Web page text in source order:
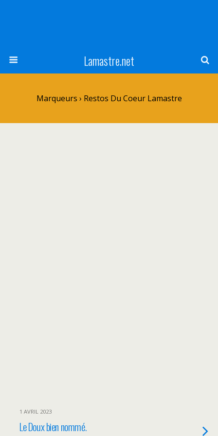
Lamastre.net
Marqueurs › Restos Du Coeur Lamastre
1 AVRIL 2023
Le Doux bien nommé.